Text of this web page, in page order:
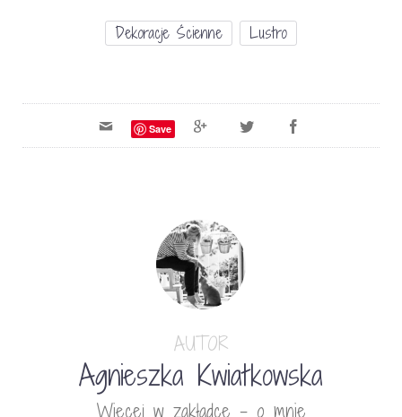
Dekoracje Ścienne Lustro
Save
AUTOR
Agnieszka Kwiatkowska
Więcej w zakładce - o mnie